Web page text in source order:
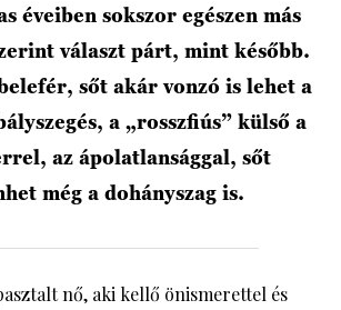
éveiben sokszor egészen más
választ párt, mint később.
sőt akár vonzó is lehet a
a „rosszfiús” külső a
az ápolatlansággal, sőt
még a dohányszag is.
nő, aki kellő önismerettel és